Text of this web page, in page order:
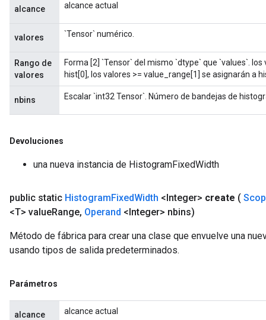
alcance alcance actual
valores `Tensor` numérico.
Rango de
valores
Forma [2] `Tensor` del mismo `dtype` que `values`.
hist[0], los valores >= value_range[1] se asignarán a
nbins Escalar `int32 Tensor`. Número de bandejas de
Devoluciones
una nueva instancia de HistogramFixedWidth
public static HistogramFixedWidth <Integer> create (
<T> valueRange, Operand <Integer> nbins)
Método de fábrica para crear una clase que envuelve una
usando tipos de salida predeterminados.
Parámetros
alcance alcance actual